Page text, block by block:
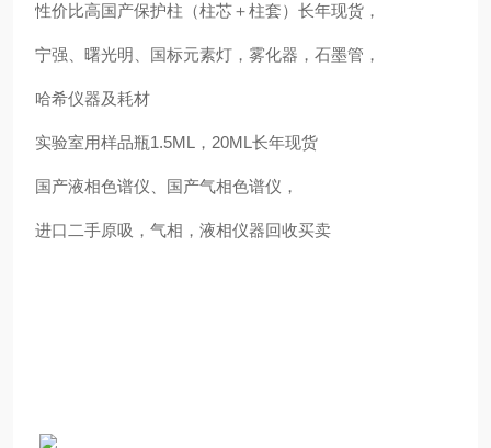
性价比高国产保护柱（柱芯＋柱套）长年现货，
宁强、曙光明、国标元素灯，雾化器，石墨管，
哈希仪器及耗材
实验室用样品瓶1.5ML，20ML长年现货
国产液相色谱仪、国产气相色谱仪，
进口二手原吸，气相，液相仪器回收买卖